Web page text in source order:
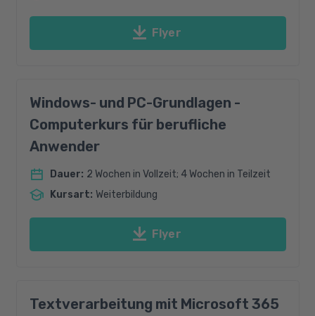
Flyer
Windows- und PC-Grundlagen -
Computerkurs für berufliche
Anwender
Dauer: 2 Wochen in Vollzeit; 4 Wochen in Teilzeit
Kursart: Weiterbildung
Flyer
Textverarbeitung mit Microsoft 365